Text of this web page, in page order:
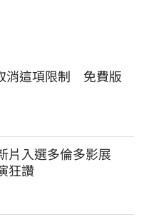
消這項限制　免費版
片入選多倫多影展
狂讚